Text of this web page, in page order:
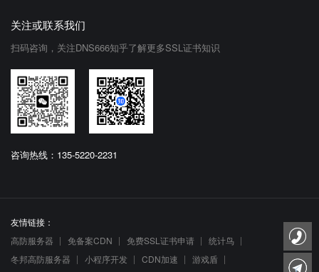
关注或联系我们
扫码咨询，关注DNS666知乎了解更多SSL证书知识
咨询热线：135-5220-2231
友情链接：
高防服务器
免备案CDN 免费SSL证书申请
统计鸟
冬邦高防服务器
小程序开发 CDN加速
游戏盾